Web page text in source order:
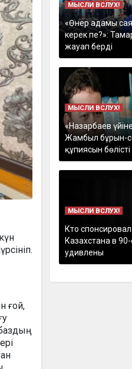
ғой,
МЫСЛИ ВСЛУХ!
«Өнер адамы
керек пе?»:
жауап берді
МЫСЛИ ВСЛУХ!
«Назарбаев
Жамбыл бұрын-
құпиясын бөлісті
МЫСЛИ ВСЛУХ!
Кто
Казахстана в
удивлены